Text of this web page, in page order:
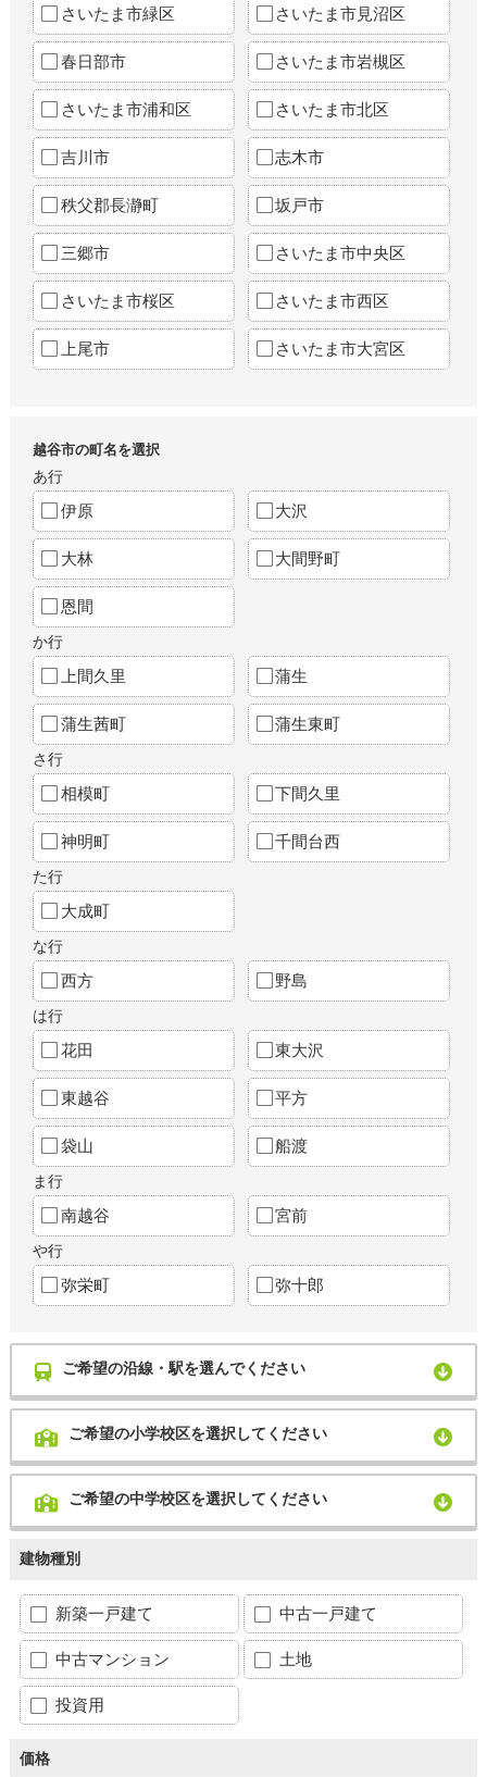
さいたま市緑区 さいたま市見沼区
春日部市 さいたま市岩槻区
さいたま市浦和区 さいたま市北区
吉川市 志木市
秩父郡長瀞町 坂戸市
三郷市 さいたま市中央区
さいたま市桜区 さいたま市西区
上尾市 さいたま市大宮区
越谷市の町名を選択
あ行
伊原 大沢
大林 大間野町
恩間
か行
上間久里 蒲生
蒲生茜町 蒲生東町
さ行
相模町 下間久里
神明町 千間台西
た行
大成町
な行
西方 野島
は行
花田 東大沢
東越谷 平方
袋山 船渡
ま行
南越谷 宮前
や行
弥栄町 弥十郎
ご希望の沿線・駅を選んでください
ご希望の小学校区を選択してください
ご希望の中学校区を選択してください
建物種別
新築一戸建て 中古一戸建て
中古マンション 土地
投資用
価格